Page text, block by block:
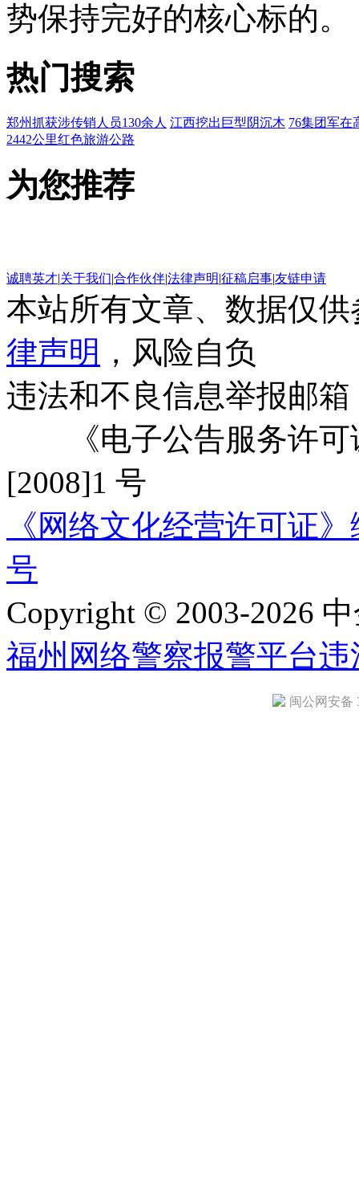
势保持完好的核心标的。
热门搜索
郑州抓获涉传销人员130余人 江西挖出巨型阴沉木 76集团军在
2442公里红色旅游公路
为您推荐
诚聘英才|关于我们|合作伙伴|法律声明|征稿启事|友链申请
本站所有文章、数据仅
律声明 ，风险自负
违法和不良信息举报邮箱
《电子公告服务许可
[2008]1 号
《网络文化经营许可证
号
Copyright © 2003-2026
福州网络警察报警平台违
闽公网安备